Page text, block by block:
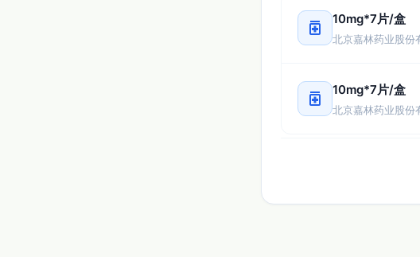
medication 10mg*7片/盒
北京嘉林药业股份
medication 10mg*7片/盒
北京嘉林药业股份